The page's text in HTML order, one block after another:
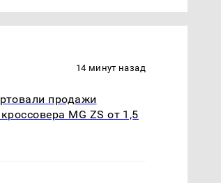
14 минут назад
продажи
MG ZS от 1,5